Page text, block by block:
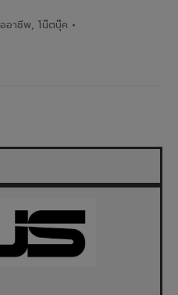
อาชีพ, โน๊ตบุ๊ค